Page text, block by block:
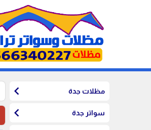
مظلات جدة chevron_left
سواتر جدة chevron_left